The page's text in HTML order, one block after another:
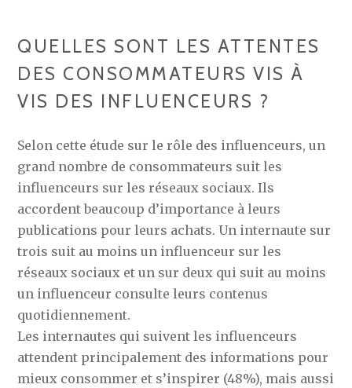
QUELLES SONT LES ATTENTES
DES CONSOMMATEURS VIS À
VIS DES INFLUENCEURS ?
Selon cette étude sur le rôle des influenceurs, un
grand nombre de consommateurs suit les
influenceurs sur les réseaux sociaux. Ils
accordent beaucoup d’importance à leurs
publications pour leurs achats. Un internaute sur
trois suit au moins un influenceur sur les
réseaux sociaux et un sur deux qui suit au moins
un influenceur consulte leurs contenus
quotidiennement.
Les internautes qui suivent les influenceurs
attendent principalement des informations pour
mieux consommer et s’inspirer (48%), mais aussi